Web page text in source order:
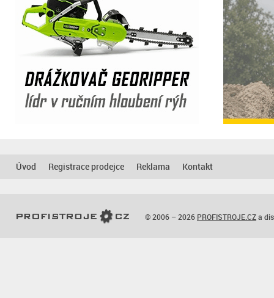
Úvod Registrace prodejce Reklama Kontakt
© 2006 – 2026 PROFISTROJE.CZa